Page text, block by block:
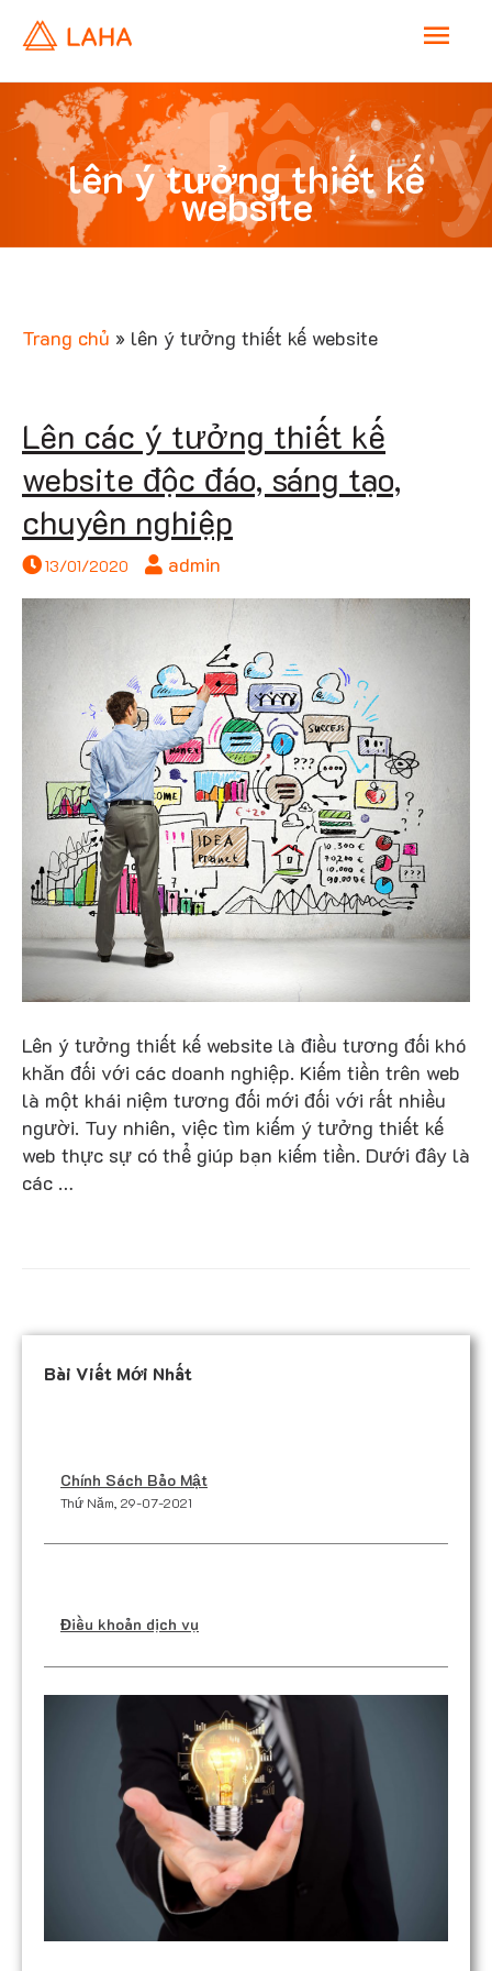
M
a
i
n
lên
thiết
lên ý tưởng thiết kế
website
Trang chủ » lên ý tưởng thiết kế website
Lên các ý tưởng thiết kế
website độc đáo, sáng tạo,
chuyên nghiệp
13/01/2020 admin
Lên ý tưởng thiết kế website là điều tương đối khó
khăn đối với các doanh nghiệp. Kiếm tiền trên web
là một khái niệm tương đối mới đối với rất nhiều
người. Tuy nhiên, việc tìm kiếm ý tưởng thiết kế
web thực sự có thể giúp bạn kiếm tiền. Dưới đây là
các …
Bài Viết Mới Nhất
Chính Sách Bảo Mật
Thứ Năm, 29-07-2021
Điều khoản dịch vụ